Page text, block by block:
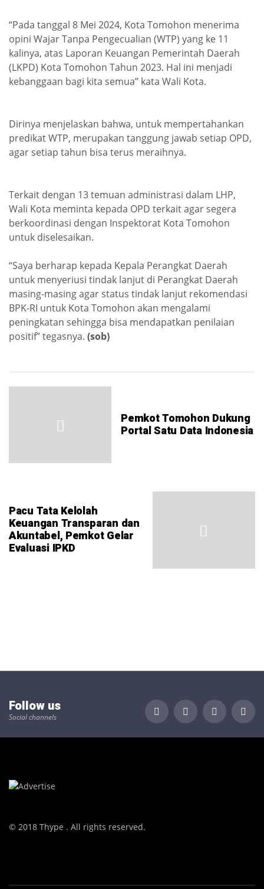
“Pada tanggal 8 Mei 2024, Kota Tomohon menerima
opini Wajar Tanpa Pengecualian (WTP) yang ke 11
kalinya, atas Laporan Keuangan Pemerintah Daerah
(LKPD) Kota Tomohon Tahun 2023. Hal ini menjadi
kebanggaan bagi kita semua” kata Wali Kota.
Dirinya menjelaskan bahwa, untuk mempertahankan
predikat WTP, merupakan tanggung jawab setiap OPD,
agar setiap tahun bisa terus meraihnya.
Terkait dengan 13 temuan administrasi dalam LHP,
Wali Kota meminta kepada OPD terkait agar segera
berkoordinasi dengan Inspektorat Kota Tomohon
untuk diselesaikan.
“Saya berharap kepada Kepala Perangkat Daerah
untuk menyeriusi tindak lanjut di Perangkat Daerah
masing-masing agar status tindak lanjut rekomendasi
BPK-RI untuk Kota Tomohon akan mengalami
peningkatan sehingga bisa mendapatkan penilaian
positif” tegasnya. (sob)
Pemkot Tomohon Dukung
Portal Satu Data Indonesia
Pacu Tata Kelolah
Keuangan Transparan dan
Akuntabel, Pemkot Gelar
Evaluasi IPKD
Follow us
Social channels
© 2018 Thype . All rights reserved.